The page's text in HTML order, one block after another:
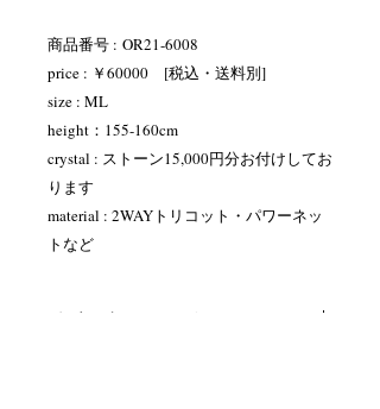
商品番号 : OR21-6008
price : ￥60000 [税込・送料別]
size : ML
height：155-160cm
crystal : ストーン15,000円分お付けしてお
ります
material : 2WAYトリコット・パワーネッ
トなど
ペイントについて